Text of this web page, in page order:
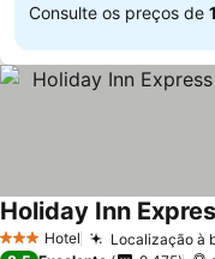
Consulte os preços de
3 EstrelasHotel Localização à